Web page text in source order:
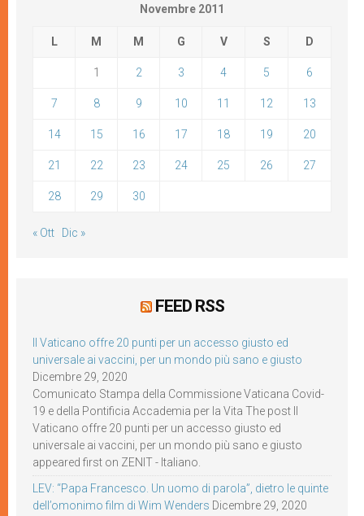
Novembre 2011
L M M G V S D
1 2 3 4 5 6
7 8 9 10 11 12 13
14 15 16 17 18 19 20
21 22 23 24 25 26 27
28 29 30
« Ott Dic »
FEED RSS
Il Vaticano offre 20 punti per un accesso giusto ed
universale ai vaccini, per un mondo più sano e giusto
Dicembre 29, 2020
Comunicato Stampa della Commissione Vaticana Covid-
19 e della Pontificia Accademia per la Vita The post Il
Vaticano offre 20 punti per un accesso giusto ed
universale ai vaccini, per un mondo più sano e giusto
appeared first on ZENIT - Italiano.
LEV: “Papa Francesco. Un uomo di parola”, dietro le quinte
dell’omonimo film di Wim Wenders Dicembre 29, 2020